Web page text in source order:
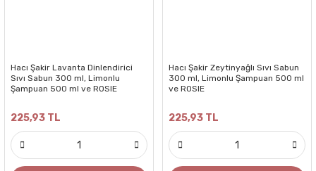
Hacı Şakir Lavanta Dinlendirici
Sıvı Sabun 300 ml, Limonlu
Şampuan 500 ml ve ROSIE
225,93 TL
Hacı Şakir Zeytinyağlı Sıvı Sabun
300 ml, Limonlu Şampuan 500 ml
ve ROSIE
225,93 TL